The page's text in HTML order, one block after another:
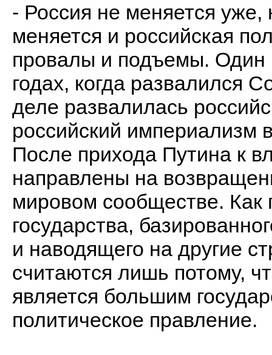
- Россия не меняется уже,
меняется и российская
провалы и подъемы. Один
годах, когда развалился
деле развалилась
российский империализм
После прихода Путина к
направлены на
мировом сообществе. Как
государства,
и наводящего на другие
считаются лишь потому,
является большим
политическое правление.